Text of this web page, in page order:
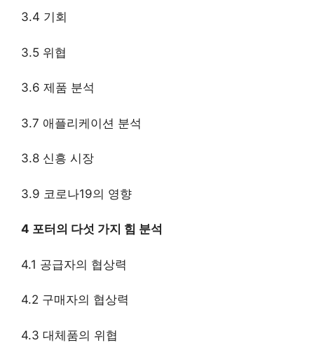
3.4 기회
3.5 위협
3.6 제품 분석
3.7 애플리케이션 분석
3.8 신흥 시장
3.9 코로나19의 영향
4 포터의 다섯 가지 힘 분석
4.1 공급자의 협상력
4.2 구매자의 협상력
4.3 대체품의 위협